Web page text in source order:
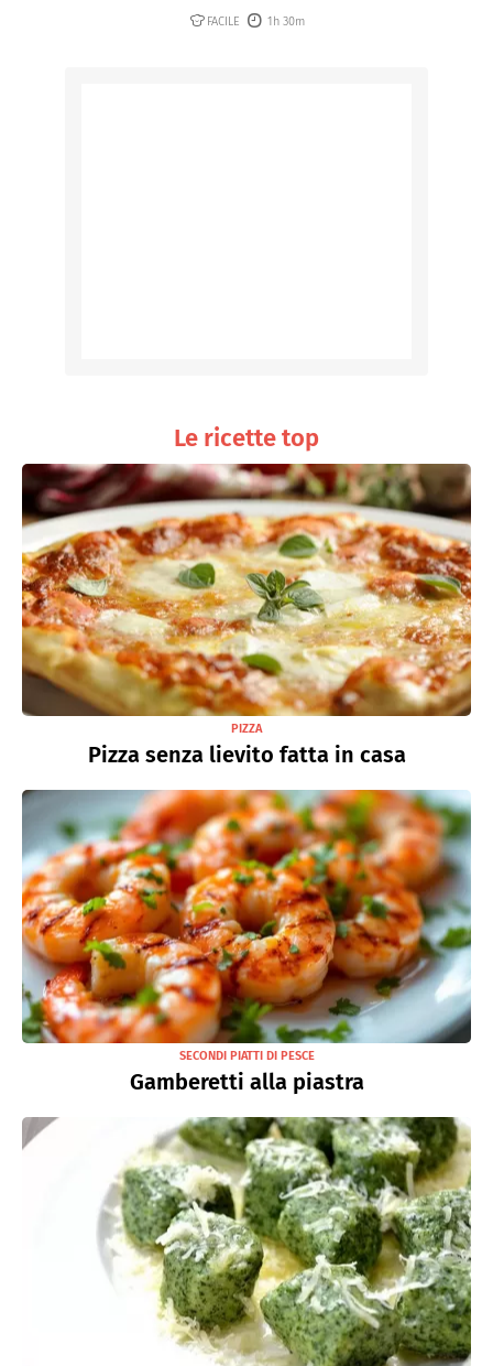
FACILE 1h 30m
Le ricette top
PIZZA
Pizza senza lievito fatta in casa
SECONDI PIATTI DI PESCE
Gamberetti alla piastra